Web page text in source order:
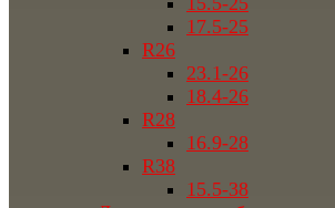
17.5-25
R26
23.1-26
18.4-26
R28
16.9-28
R38
15.5-38